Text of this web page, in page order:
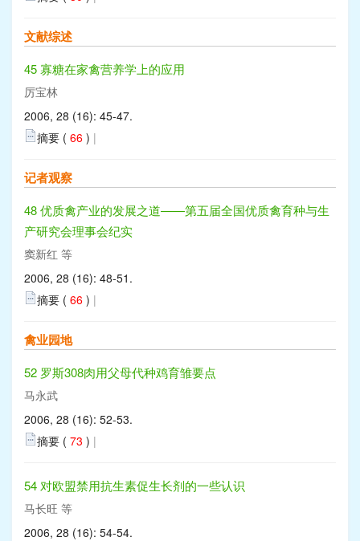
文献综述
45 寡糖在家禽营养学上的应用
厉宝林
2006, 28 (16): 45-47.
摘要 ( 66 ) |
记者观察
48 优质禽产业的发展之道——第五届全国优质禽育种与生
产研究会理事会纪实
窦新红 等
2006, 28 (16): 48-51.
摘要 ( 66 ) |
禽业园地
52 罗斯308肉用父母代种鸡育雏要点
马永武
2006, 28 (16): 52-53.
摘要 ( 73 ) |
54 对欧盟禁用抗生素促生长剂的一些认识
马长旺 等
2006, 28 (16): 54-54.